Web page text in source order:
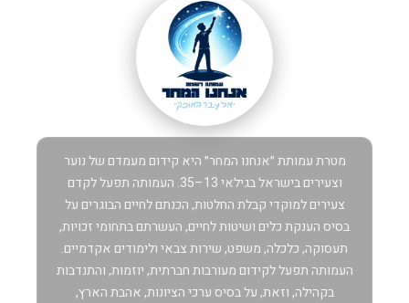
מטרת עמותת ״אנחנו המחר״ היא קידום מעמדם של נוער
וצעירים בישראל בגילאי 13–35. העמותה תפעל לקדם
צעירים למוקדי קבלת החלטות, הכנתם לחיים הבוגרים על
בסיס הענקת כלים ושיטות לחיים, העשרתם בתחומי זכויות,
תעסוקה, כלכלה, משפט, שירות צבאי ולימודים אקדמיים.
העמותה תפעל לקידום מעורבות חברתית, יוזמות, והתנדבות
בקהילה, וזאת, על בסיס ערכי הציונות, אהבת הארץ,